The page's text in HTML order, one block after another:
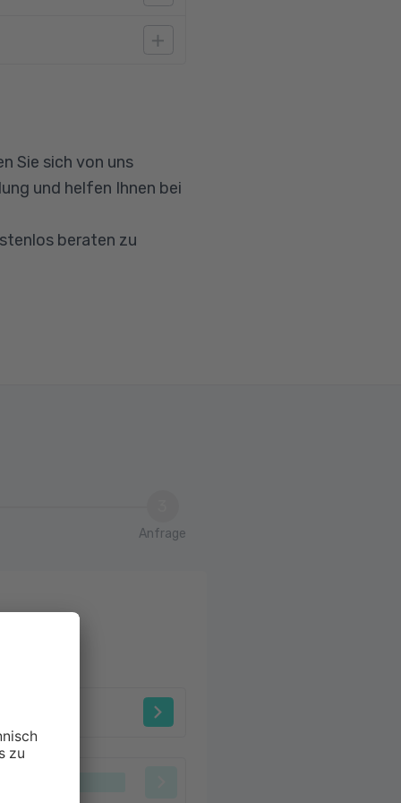
Aufgrund der
gehalten sind.
generell
als
notwendig,
Sie sich von uns
und helfen Ihnen bei
beraten zu
Anfrage